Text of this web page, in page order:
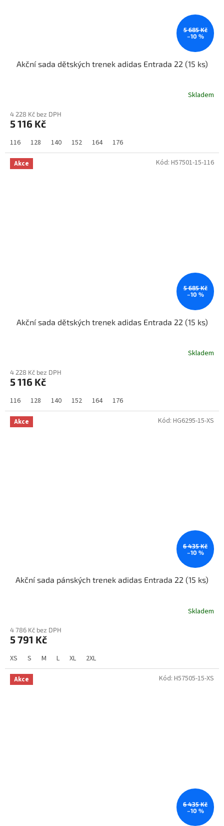
5 685 Kč
–10 %
Akční sada dětských trenek adidas Entrada 22 (15 ks)
Skladem
4 228 Kč bez DPH
5 116 Kč
116 128 140 152 164 176
Akce
5 685 Kč
–10 %
Akční sada dětských trenek adidas Entrada 22 (15 ks)
Skladem
4 228 Kč bez DPH
5 116 Kč
116 128 140 152 164 176
Kód: H57501-15-116
Akce
6 435 Kč
–10 %
Akční sada pánských trenek adidas Entrada 22 (15 ks)
Skladem
4 786 Kč bez DPH
5 791 Kč
XS S M L XL 2XL
Kód: HG6295-15-XS
Akce
6 435 Kč
–10 %
Kód: H57505-15-XS